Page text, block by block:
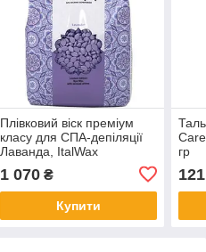
Плівковий віск преміум
класу для СПА-депіляції
Лаванда, ItalWax
1 070₴
Купити
гр
121